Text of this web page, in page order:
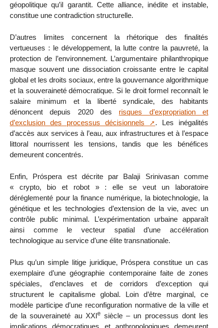
géopolitique qu’il garantit. Cette alliance, inédite et instable,
constitue une contradiction structurelle.
D’autres limites concernent la rhétorique des finalités
vertueuses : le développement, la lutte contre la pauvreté, la
protection de l’environnement. L’argumentaire philanthropique
masque souvent une dissociation croissante entre le capital
global et les droits sociaux, entre la gouvernance algorithmique
et la souveraineté démocratique. Si le droit formel reconnaît le
salaire minimum et la liberté syndicale, des habitants
dénoncent depuis 2020 des risques d’expropriation et
d’exclusion des processus décisionnels
. Les inégalités
d’accès aux services à l’eau, aux infrastructures et à l’espace
littoral nourrissent les tensions, tandis que les bénéfices
demeurent concentrés.
Enfin, Próspera est décrite par Balaji Srinivasan comme
« crypto, bio et robot » : elle se veut un laboratoire
déréglementé pour la finance numérique, la biotechnologie, la
génétique et les technologies d’extension de la vie, avec un
contrôle public minimal. L’expérimentation urbaine apparaît
ainsi comme le vecteur spatial d’une accélération
technologique au service d’une élite transnationale.
Plus qu’un simple litige juridique, Próspera constitue un cas
exemplaire d’une géographie contemporaine faite de zones
spéciales, d’enclaves et de corridors d’exception qui
structurent le capitalisme global. Loin d’être marginal, ce
modèle participe d’une reconfiguration normative de la ville et
de la souveraineté au XXIe siècle – un processus dont les
implications démocratiques et anthropologiques demeurent